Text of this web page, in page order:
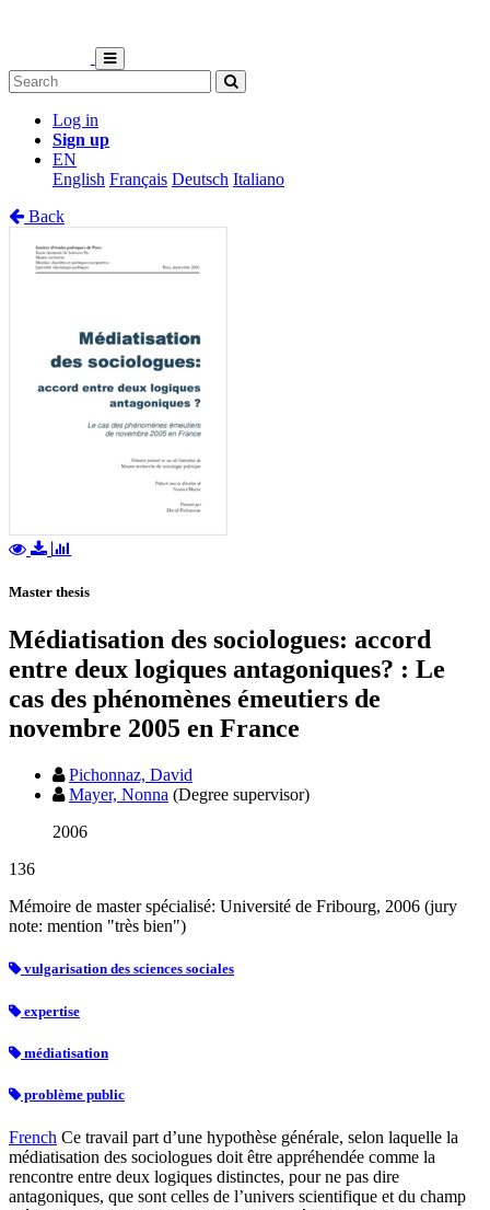
Log in
Sign up
EN
English Français Deutsch Italiano
Back
Master thesis
Médiatisation des sociologues: accord
entre deux logiques antagoniques? : Le
cas des phénomènes émeutiers de
novembre 2005 en France
Pichonnaz, David
Mayer, Nonna (Degree supervisor)
2006
136
Mémoire de master spécialisé: Université de Fribourg, 2006 (jury
note: mention "très bien")
vulgarisation des sciences sociales
expertise
médiatisation
problème public
French Ce travail part d’une hypothèse générale, selon laquelle la
médiatisation des sociologues doit être appréhendée comme la
rencontre entre deux logiques distinctes, pour ne pas dire
antagoniques, que sont celles de l’univers scientifique et du champ